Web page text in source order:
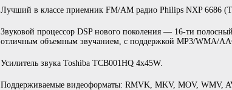
Лучший в классе приемник FM/AM радио Philips NXP 6686
Звуковой процессор DSP нового поколения — 16-ти
отличным объемным звучанием, с поддержкой MP3/WMA/
Усилитель звука Toshiba TCB001HQ 4x45W.
Поддерживаемые видеоформаты: RMVK, MKV, MOV, WMV,